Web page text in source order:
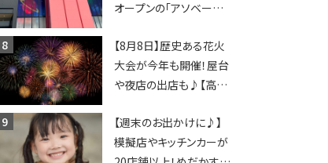
オープンの「アソベース
レーンゲームで青果や日
用品までゲットできる新
スポット！
【8月8日】歴史ある花火
大会が今年も開催！屋台
や夜店の出店も♪【高宮
【週末のお出かけに♪】
模擬店やキッチンカーが